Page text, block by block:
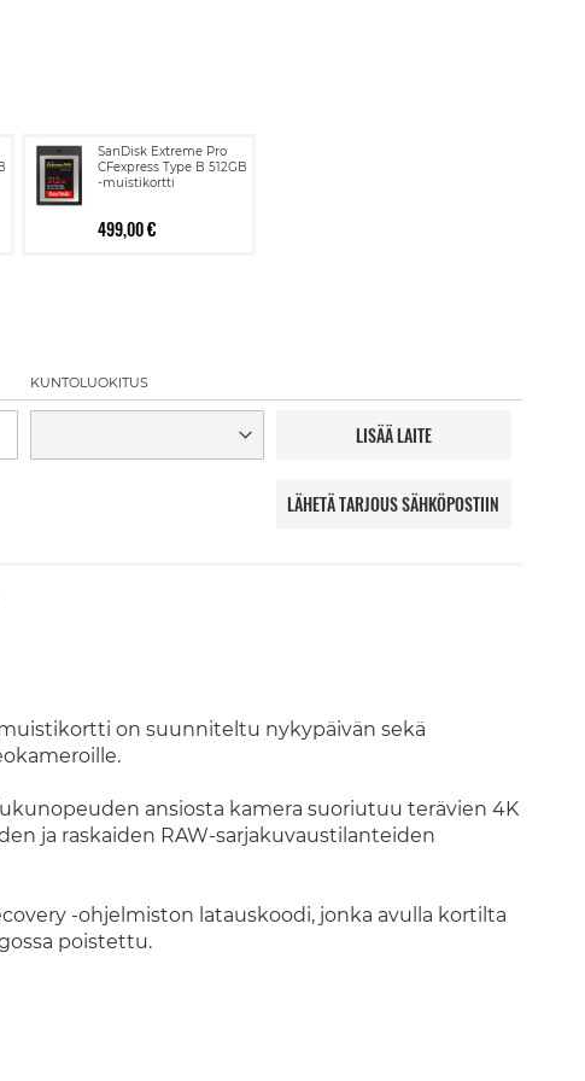
SanDisk Extreme Pro
CFexpress Type B 512GB
-muistikortti
499,00 €
KUNTOLUOKITUS
LISÄÄ LAITE
LÄHETÄ TARJOUS SÄHKÖPOSTIIN
muistikortti on suunniteltu nykypäivän sekä
ansiosta kamera suoriutuu terävien 4K
ja raskaiden RAW-sarjakuvaustilanteiden
-ohjelmiston latauskoodi, jonka avulla kortilta
poistettu.